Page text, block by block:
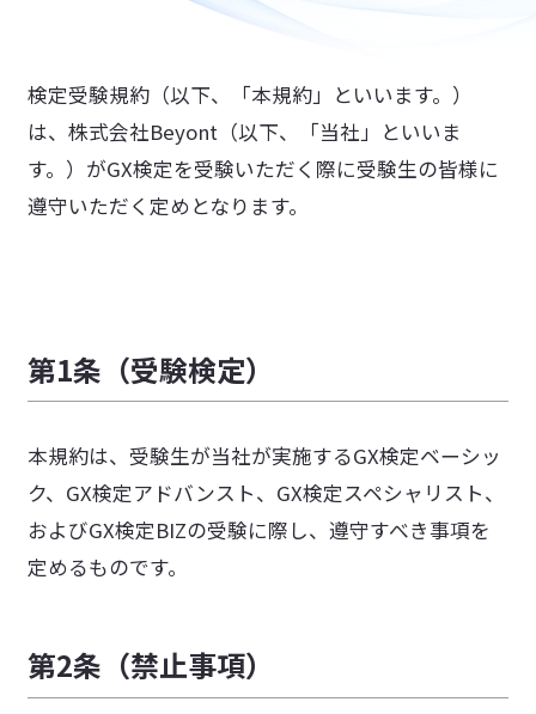
お問い合わせ
利用規約
プライバシーポリシー
カスタマーハラスメントに対する基本方針
検定受験規約（以下、「本規約」といいます。）
は、株式会社Beyont（以下、「当社」といいま
す。）がGX検定を受験いただく際に受験生の皆様に
遵守いただく定めとなります。
第1条（受験検定）
本規約は、受験生が当社が実施するGX検定ベーシッ
ク、GX検定アドバンスト、GX検定スペシャリスト、
およびGX検定BIZの受験に際し、遵守すべき事項を
定めるものです。
第2条（禁止事項）